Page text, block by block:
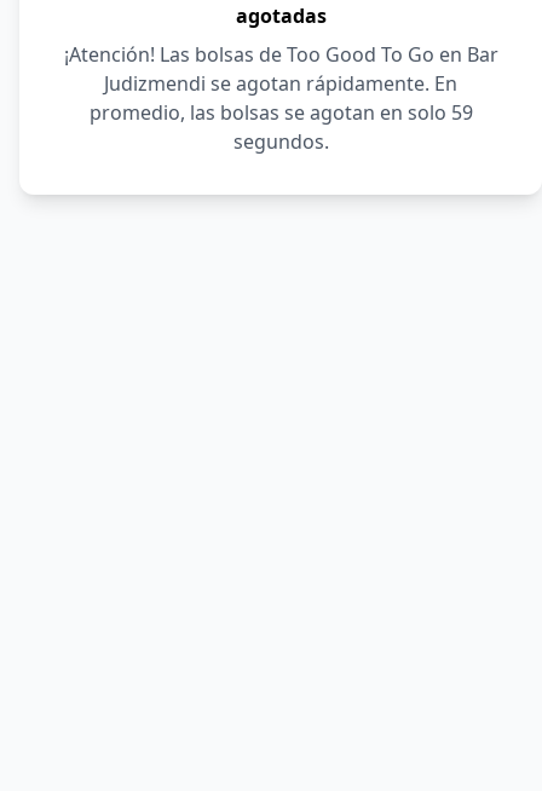
agotadas
¡Atención! Las bolsas de Too Good To Go en Bar
Judizmendi se agotan rápidamente. En
promedio, las bolsas se agotan en solo 59
segundos.